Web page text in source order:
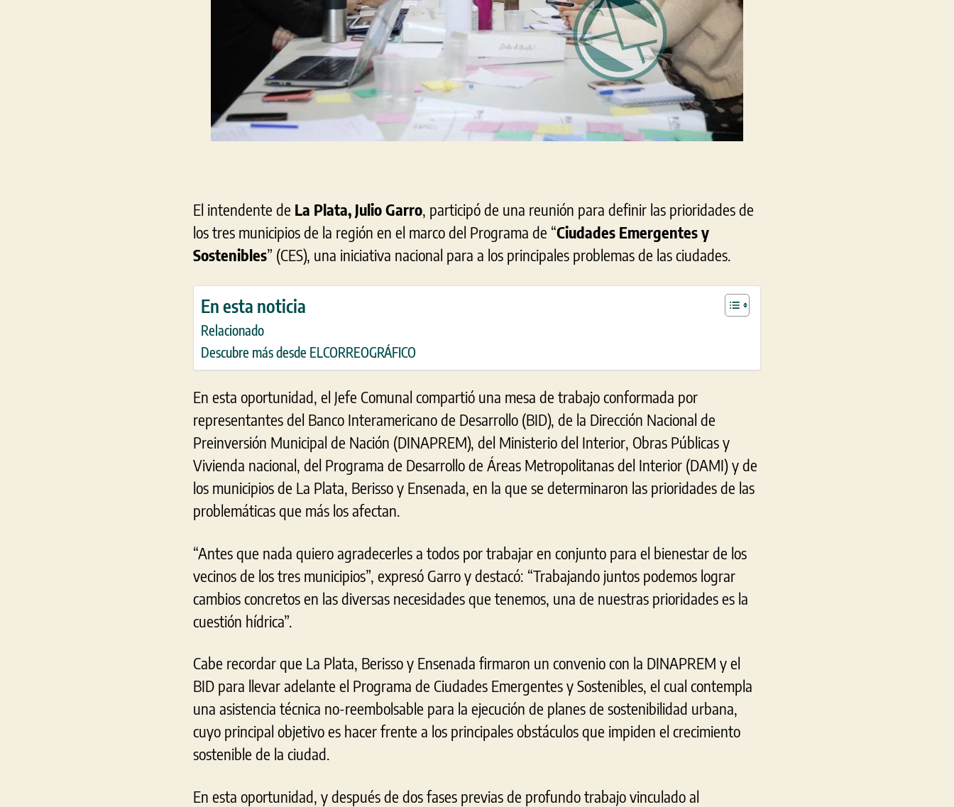
El intendente de La Plata, Julio Garro , participó de una reunión para definir las prioridades de
los tres municipios de la región en el marco del Programa de “Ciudades Emergentes y
Sostenibles” (CES), una iniciativa nacional para a los principales problemas de las ciudades.
En esta noticia
Relacionado
Descubre más desde ELCORREOGRÁFICO
En esta oportunidad, el Jefe Comunal compartió una mesa de trabajo conformada por
representantes del Banco Interamericano de Desarrollo (BID), de la Dirección Nacional de
Preinversión Municipal de Nación (DINAPREM), del Ministerio del Interior, Obras Públicas y
Vivienda nacional, del Programa de Desarrollo de Áreas Metropolitanas del Interior (DAMI) y de
los municipios de La Plata, Berisso y Ensenada, en la que se determinaron las prioridades de las
problemáticas que más los afectan.
“Antes que nada quiero agradecerles a todos por trabajar en conjunto para el bienestar de los
vecinos de los tres municipios”, expresó Garro y destacó: “Trabajando juntos podemos lograr
cambios concretos en las diversas necesidades que tenemos, una de nuestras prioridades es la
cuestión hídrica”.
Cabe recordar que La Plata, Berisso y Ensenada firmaron un convenio con la DINAPREM y el
BID para llevar adelante el Programa de Ciudades Emergentes y Sostenibles, el cual contempla
una asistencia técnica no-reembolsable para la ejecución de planes de sostenibilidad urbana,
cuyo principal objetivo es hacer frente a los principales obstáculos que impiden el crecimiento
sostenible de la ciudad.
En esta oportunidad, y después de dos fases previas de profundo trabajo vinculado al